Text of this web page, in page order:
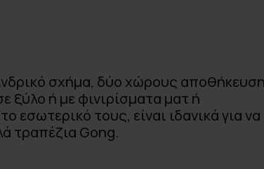
σχήμα, δύο χώρους
ξύλο ή με φινιρίσματα ματ ή
εσωτερικό τους, είναι ιδανικά για να
τραπέζια Gong.